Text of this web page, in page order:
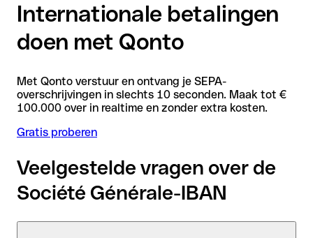
Internationale betalingen
doen met Qonto
Met Qonto verstuur en ontvang je SEPA-
overschrijvingen in slechts 10 seconden. Maak tot €
100.000 over in realtime en zonder extra kosten.
Gratis proberen
Veelgestelde vragen over de
Société Générale-IBAN